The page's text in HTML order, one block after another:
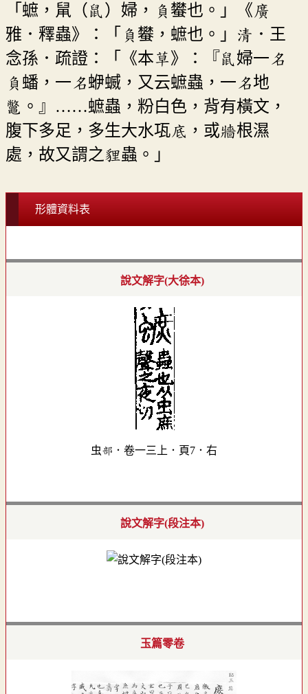
「蟅，䑕（鼠）婦，負蠜也。」《廣
雅．釋蟲》：「負蠜，蟅也。」清．王
念孫．疏證：「《本草》：『鼠婦一名
負蟠，一名蛜蝛，又云蟅蟲，一名地
鼈。』……蟅蟲，粉白色，背有橫文，
腹下多足，多生大水瓨底，或牆根濕
處，故又謂之貍蟲。」
形體資料表
說文解字(大徐本)
虫部．卷一三上．頁7．右
說文解字(段注本)
玉篇零卷